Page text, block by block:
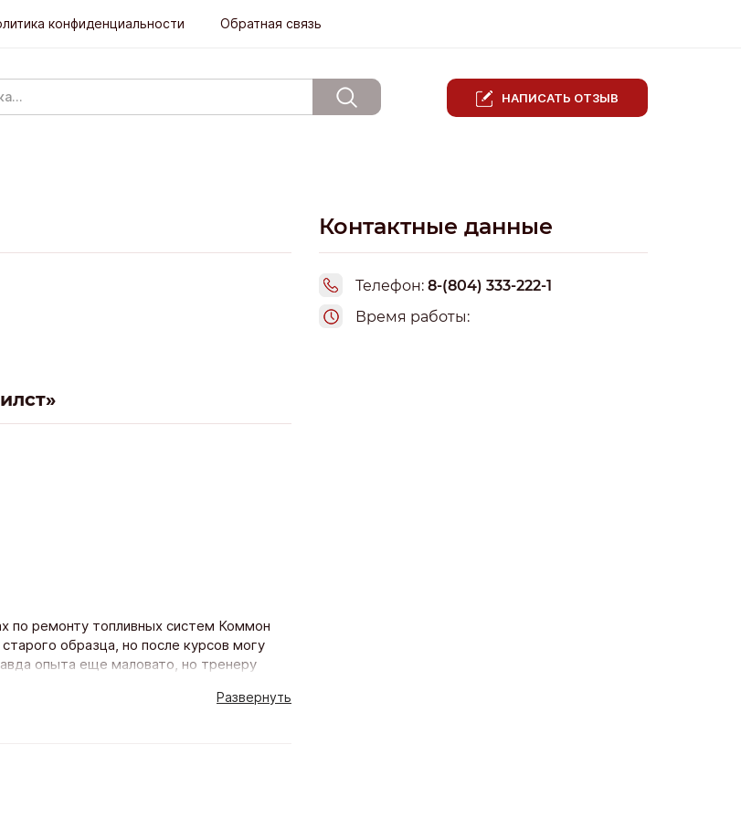
конфиденциальности Обратная связь
НАПИСАТЬ ОТЗЫВ
по ремонту топливных систем Коммон
образца, но после курсов могу
опыта еще маловато, но тренеру
на живой практике, то есть учат прямо
в классах, все живо и интересно.
Развернуть
Контактные данные
Телефон: 8-(804) 333-222-1
Время работы: